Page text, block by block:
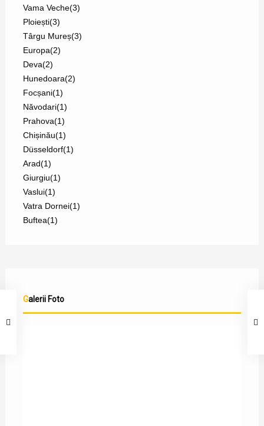
Vama Veche(3)
Ploiești(3)
Târgu Mureș(3)
Europa(2)
Deva(2)
Hunedoara(2)
Focșani(1)
Năvodari(1)
Prahova(1)
Chișinău(1)
Düsseldorf(1)
Arad(1)
Giurgiu(1)
Vaslui(1)
Vatra Dornei(1)
Buftea(1)
Galerii Foto